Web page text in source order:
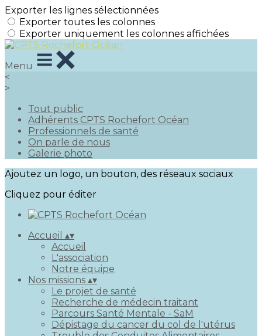
Exporter les lignes sélectionnées
Exporter toutes les colonnes
Exporter uniquement les colonnes affichées
Menu
<
>
Tout public
Adhérents CPTS Rochefort Océan
Professionnels de santé
On parle de nous
Galerie photo
Ajoutez un logo, un bouton, des réseaux sociaux
Cliquez pour éditer
Accueil ▴▾
Accueil
L'association
Notre équipe
Nos missions ▴▾
Le projet de santé
Recherche de médecin traitant
Parcours Santé Mentale - SaM
Dépistage du cancer du col de l'utérus